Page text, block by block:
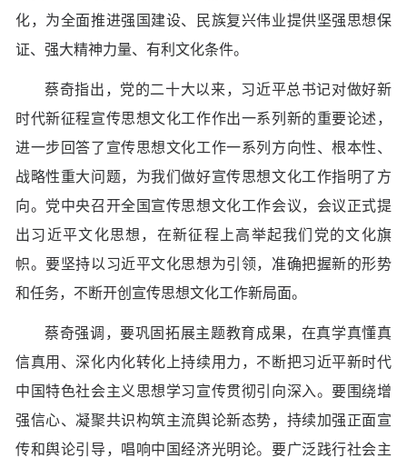
化，为全面推进强国建设、民族复兴伟业提供坚强思想保
证、强大精神力量、有利文化条件。
蔡奇指出，党的二十大以来，习近平总书记对做好新
时代新征程宣传思想文化工作作出一系列新的重要论述，
进一步回答了宣传思想文化工作一系列方向性、根本性、
战略性重大问题，为我们做好宣传思想文化工作指明了方
向。党中央召开全国宣传思想文化工作会议，会议正式提
出习近平文化思想，在新征程上高举起我们党的文化旗
帜。要坚持以习近平文化思想为引领，准确把握新的形势
和任务，不断开创宣传思想文化工作新局面。
蔡奇强调，要巩固拓展主题教育成果，在真学真懂真
信真用、深化内化转化上持续用力，不断把习近平新时代
中国特色社会主义思想学习宣传贯彻引向深入。要围绕增
强信心、凝聚共识构筑主流舆论新态势，持续加强正面宣
传和舆论引导，唱响中国经济光明论。要广泛践行社会主